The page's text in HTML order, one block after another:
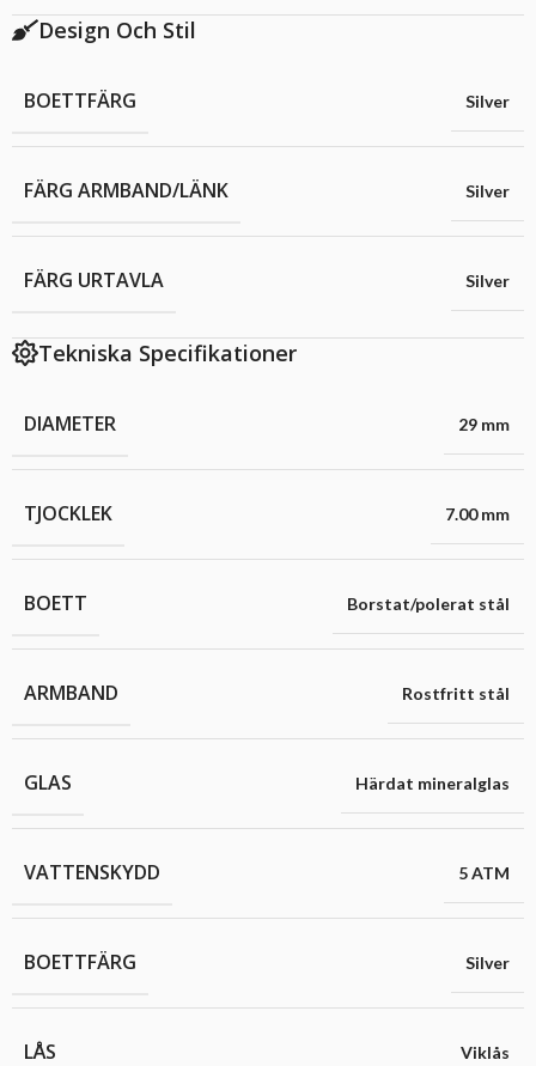
Design Och Stil
BOETTFÄRG Silver
FÄRG ARMBAND/LÄNK Silver
FÄRG URTAVLA Silver
Tekniska Specifikationer
DIAMETER 29 mm
TJOCKLEK 7.00 mm
BOETT Borstat/polerat stål
ARMBAND Rostfritt stål
GLAS Härdat mineralglas
VATTENSKYDD 5 ATM
BOETTFÄRG Silver
LÅS Viklås